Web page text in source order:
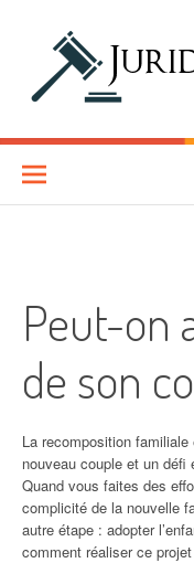
Juridique
Peut-on
de son
La recomposition
nouveau couple et un défi
Quand vous faites des
complicité de la nouvelle
autre étape : adopter
comment réaliser ce